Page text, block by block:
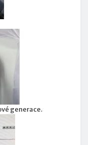
generace.